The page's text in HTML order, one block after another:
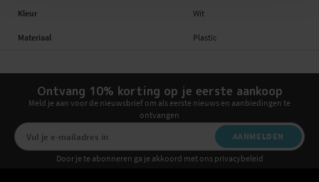
Kleur Wit
Materiaal Plastic
Ontvang 10% korting op je eerste aankoop
Meld je aan voor de nieuwsbrief om als eerste nieuws en aanbiedingen te
ontvangen
AANMELDEN
Door je te abonneren ga je akkoord met ons privacybeleid